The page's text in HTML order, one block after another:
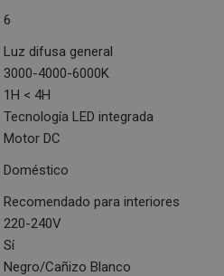
6
Luz difusa general
3000-4000-6000K
1H < 4H
Tecnología LED integrada
Motor DC
Doméstico
Recomendado para interiores
220-240V
Sí
Negro/Cañizo Blanco